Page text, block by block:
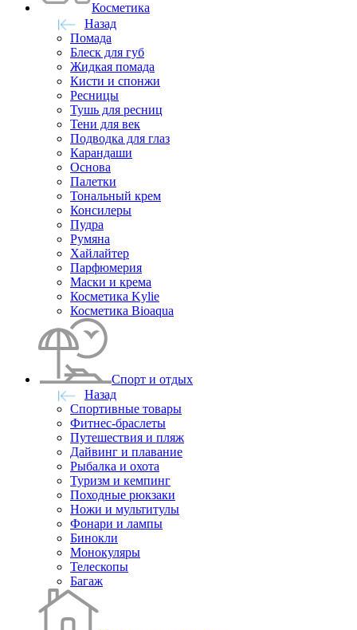
Косметика
Назад
Помада
Блеск для губ
Жидкая помада
Кисти и спонжи
Ресницы
Тушь для ресниц
Тени для век
Подводка для глаз
Карандаши
Основа
Палетки
Тональный крем
Консилеры
Пудра
Румяна
Хайлайтер
Парфюмерия
Маски и крема
Косметика Kylie
Косметика Bioaqua
Спорт и отдых
Назад
Спортивные товары
Фитнес-браслеты
Путешествия и пляж
Дайвинг и плавание
Рыбалка и охота
Туризм и кемпинг
Походные рюкзаки
Ножи и мультитулы
Фонари и лампы
Бинокли
Монокуляры
Телескопы
Багаж